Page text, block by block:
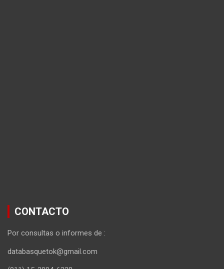
CONTACTO
Por consultas o informes de :
databasquetok@gmail.com